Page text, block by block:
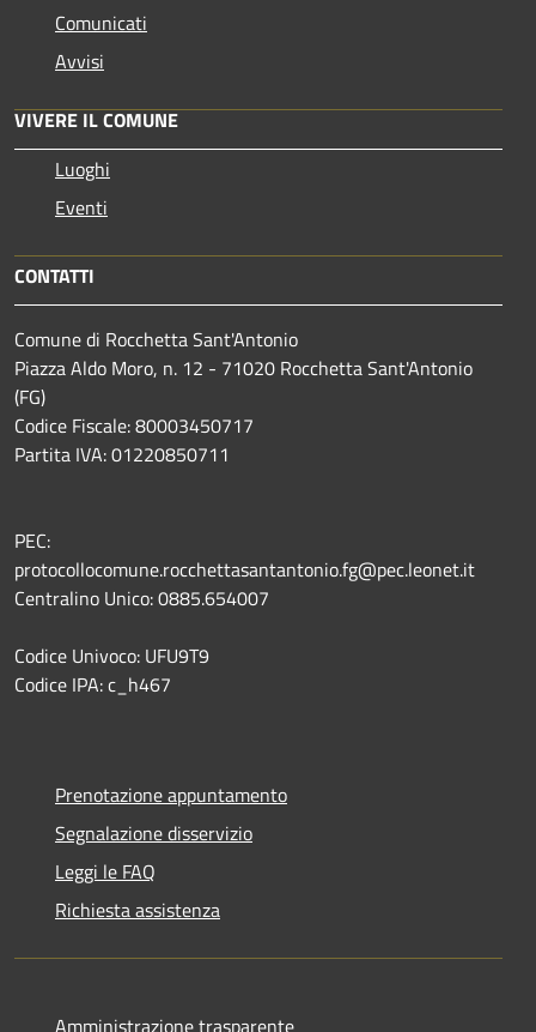
Comunicati
Avvisi
VIVERE IL COMUNE
Luoghi
Eventi
CONTATTI
Comune di Rocchetta Sant'Antonio
Piazza Aldo Moro, n. 12 - 71020 Rocchetta Sant'Antonio
(FG)
Codice Fiscale: 80003450717
Partita IVA: 01220850711
PEC:
protocollocomune.rocchettasantantonio.fg@pec.leonet.it
Centralino Unico: 0885.654007
Codice Univoco: UFU9T9
Codice IPA: c_h467
Prenotazione appuntamento
Segnalazione disservizio
Leggi le FAQ
Richiesta assistenza
Amministrazione trasparente